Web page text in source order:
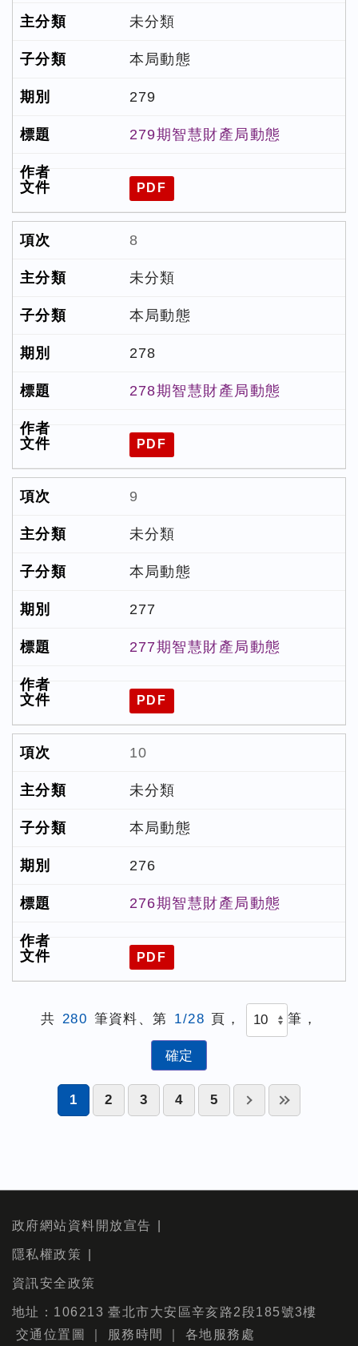
未分類
本局動態
279
279期智慧財產局動態
PDF
8
未分類
本局動態
278
278期智慧財產局動態
PDF
9
未分類
本局動態
277
277期智慧財產局動態
PDF
10
未分類
本局動態
276
276期智慧財產局動態
PDF
共 280 筆資料、第 1/28 頁， 筆，
1 2 3 4 5
政府網站資料開放宣告
隱私權政策
資訊安全政策
地址：106213 臺北市大安區辛亥路2段185號3樓
交通位置圖
服務時間 各地服務處